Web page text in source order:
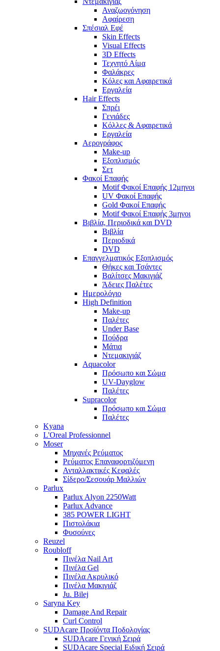
Αναζωογόνηση
Αφαίρεση
Σπέσιαλ Εφέ
Skin Effects
Visual Effects
3D Effects
Τεχνητό Αίμα
Φαλάκρες
Κόλες και Αφαιρετικά
Εργαλεία
Hair Effects
Σπρέι
Γενιάδες
Κόλλες & Αφαιρετικά
Εργαλεία
Αερογράφος
Make-up
Εξοπλισμός
Σετ
Φακοί Επαφής
Motif Φακοί Επαφής 12μηνοι
UV Φακοί Επαφής
Gold Φακοί Επαφής
Motif Φακοί Επαφής 3μηνοι
Βιβλία, Περιοδικά και DVD
Βιβλία
Περιοδικά
DVD
Επαγγελματικός Εξοπλισμός
Θήκες και Τσάντες
Βαλίτσες Μακιγιάζ
Άδειες Παλέτες
Ημερολόγιο
High Definition
Make-up
Παλέτες
Under Base
Πούδρα
Μάτια
Ντεμακιγιάζ
Aquacolor
Πρόσωπο και Σώμα
UV-Dayglow
Παλέτες
Supracolor
Πρόσωπο και Σώμα
Παλέτες
Kyana
L'Oreal Professionnel
Moser
Μηχανές Ρεύματος
Ρεύματος Επαναφορτιζόμενη
Ανταλλακτικές Κεφαλές
Σίδερο/Σεσουάρ Μαλλιών
Parlux
Parlux Alyon 2250Watt
Parlux Advance
385 POWER LIGHT
Πιστολάκια
Φυσούνες
Reuzel
Roubloff
Πινέλα Nail Art
Πινέλα Gel
Πινέλα Ακρυλικό
Πινέλα Μακιγιάζ
Ju. Bilej
Saryna Key
Damage And Repair
Curl Control
SUDAcare Προϊόντα Ποδολογίας
SUDAcare Γενική Σειρά
SUDAcare Special Ειδική Σειρά